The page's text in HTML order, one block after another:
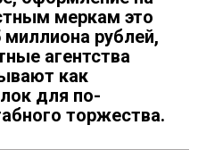
меркам это
рублей,
агентства
как
для по-
торжества.